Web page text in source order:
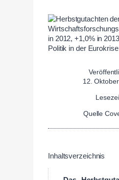
12.
Quelle
Inhaltsverzeichnis